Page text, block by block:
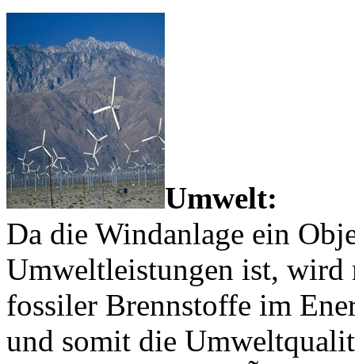
Umwelt:
Da die Windanlage ein
Umweltleistungen ist, wird
fossiler Brennstoffe im
und somit die